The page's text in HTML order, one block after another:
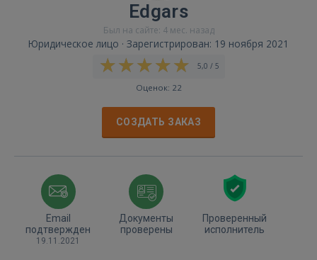
Edgars
Был на сайте: 4 мес. назад
Юридическое лицо · Зарегистрирован: 19 ноября 2021
5,0 / 5
Оценок: 22
СОЗДАТЬ ЗАКАЗ
Email
подтвержден
19.11.2021
Документы
проверены
Проверенный
исполнитель